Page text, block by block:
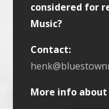
considered for
Music?
Contact:
More info about